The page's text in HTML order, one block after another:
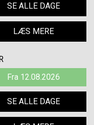
SE ALLE DAGE
LÆS MERE
Fra 12.08.2026
SE ALLE DAGE